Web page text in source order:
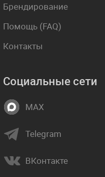
Брендирование
Помощь (FAQ)
Контакты
Социальные сети
MAX
Telegram
ВКонтакте